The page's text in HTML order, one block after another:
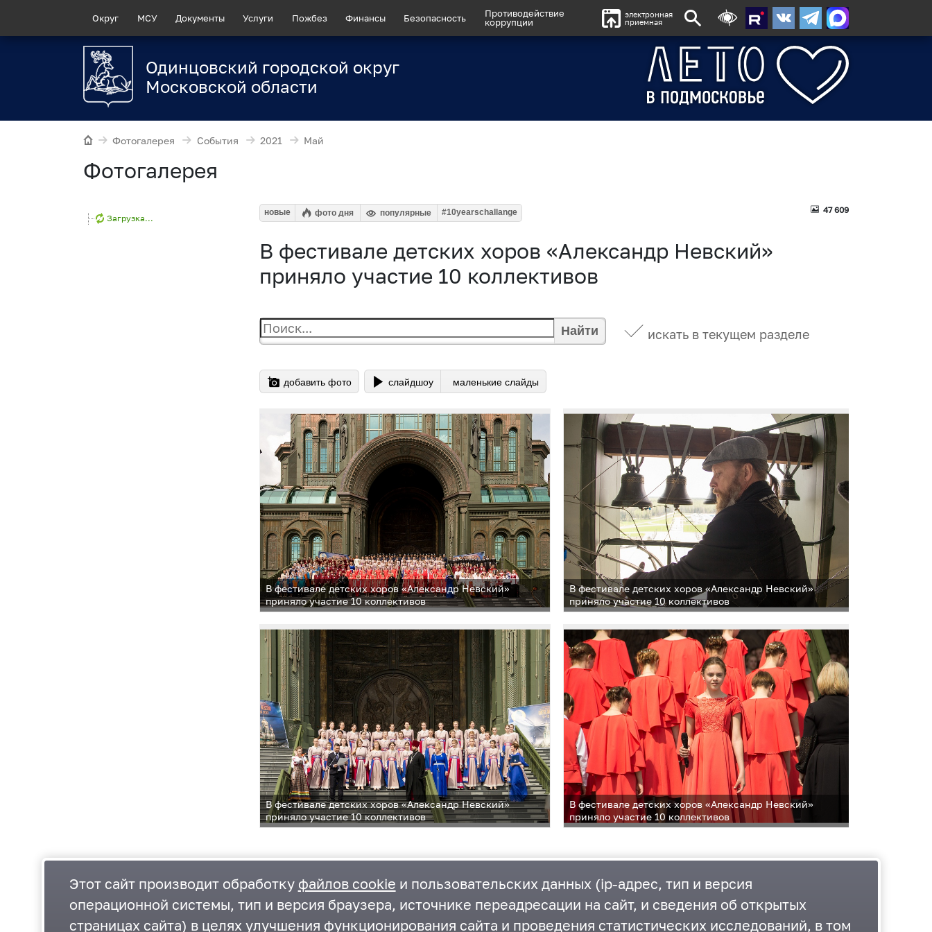
Округ МСУ Документы Услуги Пожбез Финансы Безопасность
Противодействие
коррупции
электронная
приемная
Одинцовский городской округ
Московской области
Фотогалерея События 2021 Май
Фотогалерея
Загрузка...
47 609
новые фото дня популярные #10yearschallange
В фестивале детских хоров «Александр Невский»
приняло участие 10 коллективов
Найти искать в текущем разделе
добавить фото слайдшоу маленькие слайды
В фестивале детских хоров «Александр Невский»
приняло участие 10 коллективов
В фестивале детских хоров «Александр Невский»
приняло участие 10 коллективов
В фестивале детских хоров «Александр Невский»
приняло участие 10 коллективов
В фестивале детских хоров «Александр Невский»
приняло участие 10 коллективов
Этот сайт производит обработку файлов cookie и пользовательских данных (ip-адрес, тип и версия
операционной системы, тип и версия браузера, источнике переадресации на сайт, и сведения об открытых
страницах сайта) в целях улучшения функционирования сайта и проведения статистических исследований, в том